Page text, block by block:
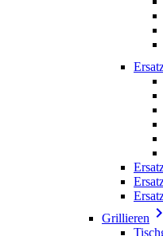
Grillieren 